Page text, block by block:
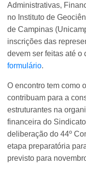
Administrativas,
no Instituto de
de Campinas
inscrições das
devem ser feitas até o
formulário.
O encontro tem como
contribuam para a
estruturantes na
financeira do
deliberação do 44º
etapa preparatória
previsto para